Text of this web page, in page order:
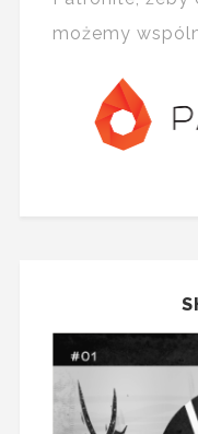
możemy